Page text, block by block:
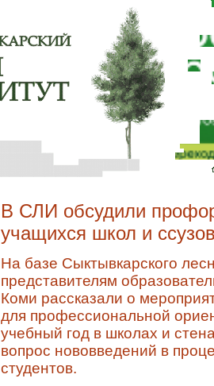
В СЛИ обсудили
учащихся школ и
На базе Сыктывкарского
представителям
Коми рассказали о
для профессиональной
учебный год в школах и
вопрос нововведений в
студентов.